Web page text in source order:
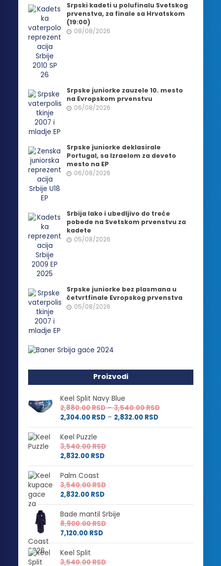
Srpski kadeti u polufinalu Svetskog
prvenstva, za finale sa Hrvatskom
(19:00)
08/08/2026
Srpske juniorke zauzele 10. mesto
na Evropskom prvenstvu
06/08/2026
Srpske juniorke deklasirale
Portugal, sa Izraelom za deveto
mesto na EP
06/08/2026
Srbija lako i ubedljivo do treće
pobede na Svetskom prvenstvu za
kadete
05/08/2026
Srpske juniorke bez plasmana u
četvrtfinale Evropskog prvenstva
05/08/2026
Proizvodi
Keel Split Navy Blue
2,880.00RSD – 3,540.00RSDRaspon
od
2,304.00 RSD – 2,832.00 RSDRaspon
cena:
2,832.00 RSD
Keel Puzzle
3,540.00RSD
2,832.00 RSD
Palm Coast
3,540.00RSD
2,832.00 RSD
Bade mantil Srbije
8,900.00RSD
7,120.00 RSD
Keel Split
3,540.00RSD